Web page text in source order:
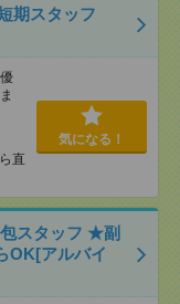
期スタッフ
直
気になる！
スタッフ ★副
OK[アルバイ